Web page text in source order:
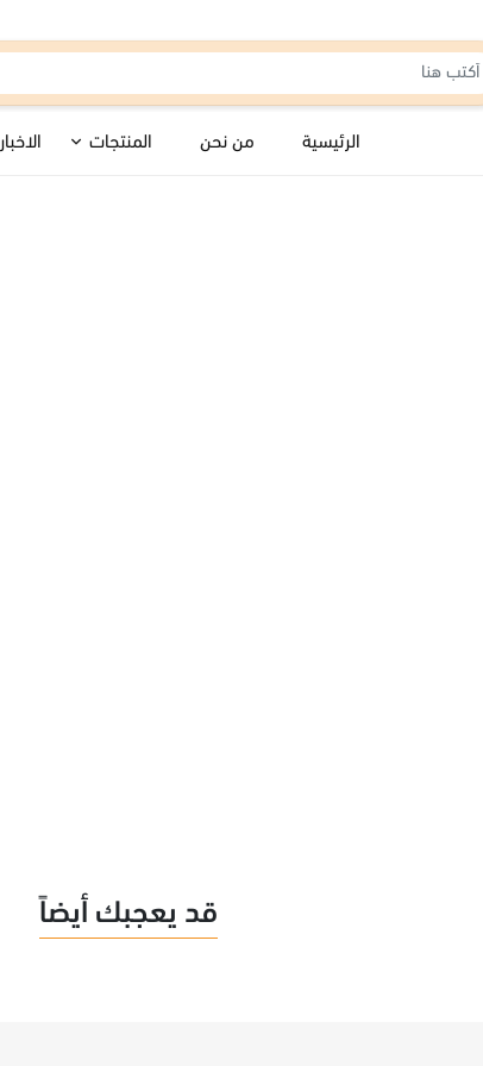
الرئيسية من نحن المنتجات الاخبار
قد يعجبك أيضاً